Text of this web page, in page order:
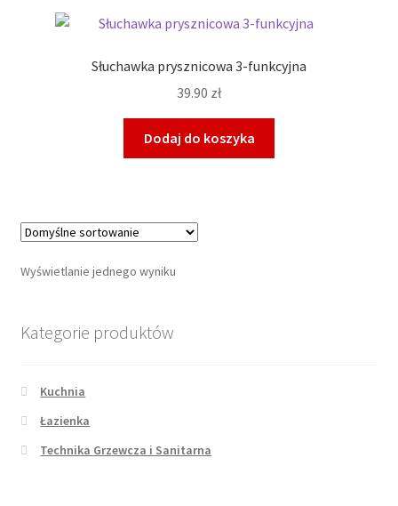
Słuchawka prysznicowa 3-funkcyjna
39.90 zł
Dodaj do koszyka
Wyświetlanie jednego wyniku
Kategorie produktów
Kuchnia
Łazienka
Technika Grzewcza i Sanitarna